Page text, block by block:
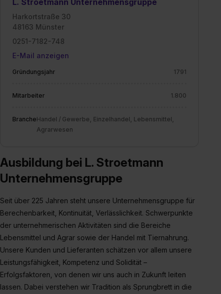
Datenschutzerklärung unter dem Punkt „Datenschutz-
Einstellungen“ widerrufen. Weitere Informationen zu den
einzelnen Cookies findest du durch Klick auf „Details
zeigen“. Weitere Informationen:
Impressum.
Harkortstraße 30
48163 Münster
0251-7182-748
E-Mail anzeigen
Gründungsjahr 1791
Mitarbeiter 1.800
BrancheHandel / Gewerbe, Einzelhandel, Lebensmittel,
Agrarwesen
Ausbildung bei L. Stroetmann
Unternehmensgruppe
Seit über 225 Jahren steht unsere Unternehmensgruppe für
Berechenbarkeit, Kontinuität, Verlässlichkeit. Schwerpunkte
der unternehmerischen Aktivitäten sind die Bereiche
Lebensmittel und Agrar sowie der Handel mit Tiernahrung.
Unsere Kunden und Lieferanten schätzen vor allem unsere
Leistungsfähigkeit, Kompetenz und Solidität –
Erfolgsfaktoren, von denen wir uns auch in Zukunft leiten
lassen. Dabei verstehen wir Tradition als Sprungbrett in die